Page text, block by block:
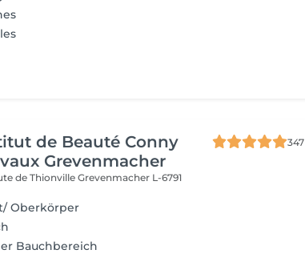
de Beauté Conny
Grevenmacher
347
de ThionvilleGrevenmacher L-6791
Oberkörper
Bauchbereich